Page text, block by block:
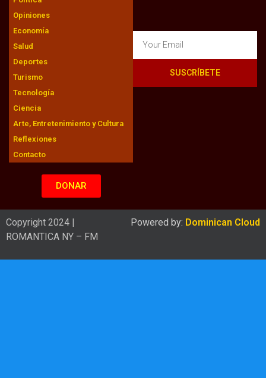
Opiniones
Economía
Salud
Deportes
Turismo
Tecnología
Ciencia
Arte, Entretenimiento y Cultura
Reflexiones
Contacto
DONAR
SUSCRÍBETE
Copyright 2024 |
ROMANTICA NY – FM
Powered by: Dominican Cloud